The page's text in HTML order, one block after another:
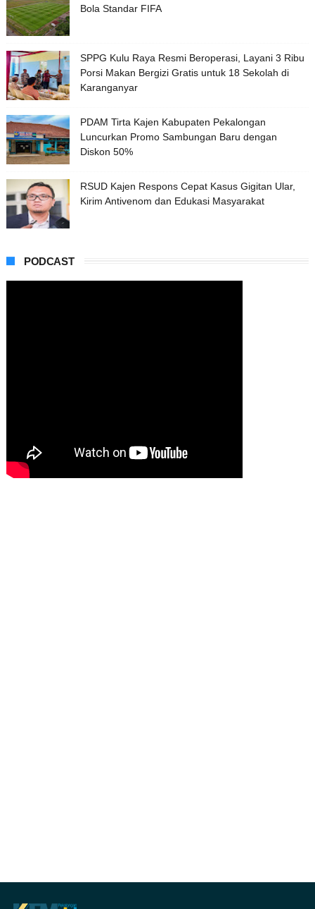
Bola Standar FIFA
SPPG Kulu Raya Resmi Beroperasi, Layani 3 Ribu
Porsi Makan Bergizi Gratis untuk 18 Sekolah di
Karanganyar
PDAM Tirta Kajen Kabupaten Pekalongan
Luncurkan Promo Sambungan Baru dengan
Diskon 50%
RSUD Kajen Respons Cepat Kasus Gigitan Ular,
Kirim Antivenom dan Edukasi Masyarakat
PODCAST